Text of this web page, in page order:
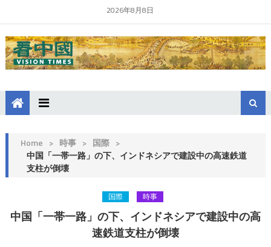
2026年8月8日
Home > 時事 > 国際 >
中国「一帯一路」の下、インドネシアで建設中の高速鉄道
支柱が倒壊
国際 時事
中国「一帯一路」の下、インドネシアで建設中の高
速鉄道支柱が倒壊